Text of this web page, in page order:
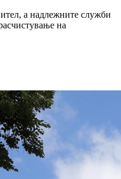
а надлежните служби
на